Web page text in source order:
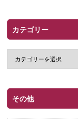
カテゴリー
その他